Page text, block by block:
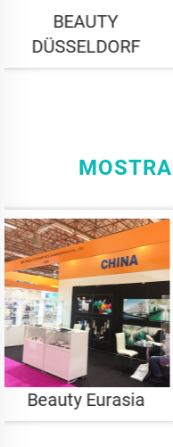
BEAUTY
DÜSSELDORF
Cosmoprof &
Cosmopack a